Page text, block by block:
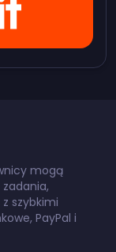
mogą
szybkimi
PayPal i